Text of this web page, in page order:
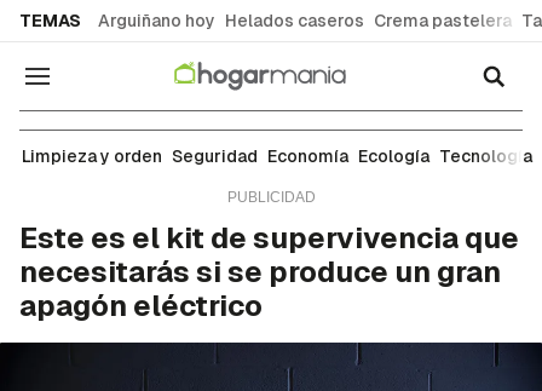
TEMAS Arguiñano hoy Helados caseros Crema pastelera
Navegación
Seguridad
Limpieza y orden Seguridad Economía Ecología Tecnología
Este es el kit de supervivencia que
necesitarás si se produce un gran
apagón eléctrico